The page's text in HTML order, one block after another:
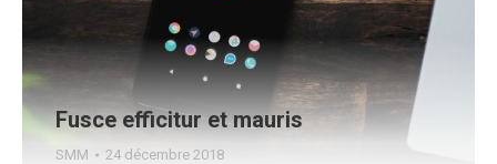
Fusce efficitur et mauris
SMM 24 décembre 2018